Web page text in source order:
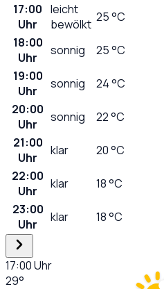
17:00
Uhr
leicht
bewölkt 25°C
18:00
Uhr
sonnig 25°C
19:00
Uhr
sonnig 24°C
20:00
Uhr
sonnig 22°C
21:00
Uhr
klar 20°C
22:00
Uhr
klar 18°C
23:00
Uhr
klar 18°C
17:00Uhr
29°